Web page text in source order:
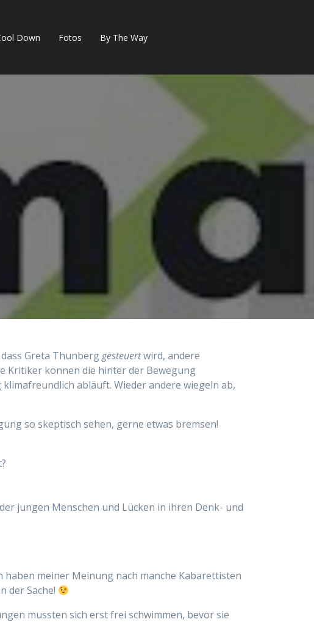
Down Fotos By The Way
Greta Thunberggesteuertwird, andere
Kritiker können die hinter der Bewegung
abläuft. Wieder andere wiegeln ab,
so skeptisch sehen, gerne etwas bremsen!
jungen Menschen und Lücken in ihren Denk- und
meiner Meinung nach manche Kabarettisten
der Sache!
mussten sich erst frei schwimmen, bevor sie